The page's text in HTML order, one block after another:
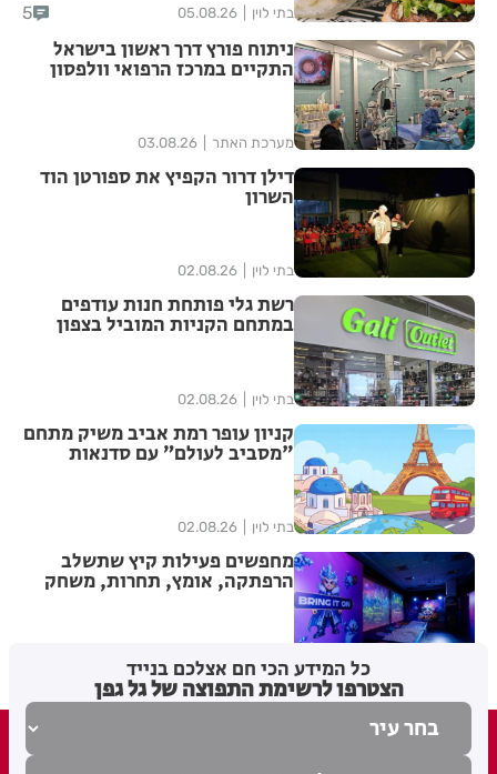
בתי לוין 05.08.26
5
ניתוח פורץ דרך ראשון בישראל
התקיים במרכז הרפואי וולפסון
מערכת האתר 03.08.26
דילן דרור הקפיץ את ספורטן הוד
השרון
בתי לוין 02.08.26
רשת גלי פותחת חנות עודפים
במתחם הקניות המוביל בצפון
בתי לוין 02.08.26
קניון עופר רמת אביב משיק מתחם
"מסביב לעולם” עם סדנאות
בתי לוין 02.08.26
מחפשים פעילות קיץ שתשלב
הרפתקה, אומץ, תחרות, משחק
ודמיון לכל המשפחה? תגיעו
כל המידע הכי חם אצלכם בנייד
הצטרפו לרשימת התפוצה של גל גפן